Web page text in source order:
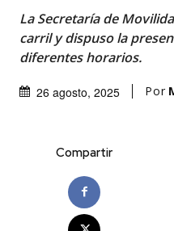
La Secretaría de
carril y dispuso la
diferentes horarios.
26 agosto, 2025 Por
Compartir